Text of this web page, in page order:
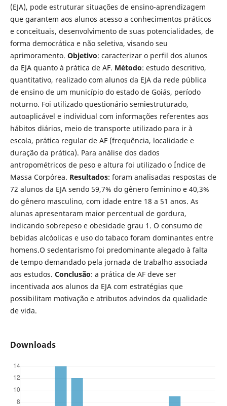
(EJA), pode estruturar situações de ensino-aprendizagem
que garantem aos alunos acesso a conhecimentos práticos
e conceituais, desenvolvimento de suas potencialidades, de
forma democrática e não seletiva, visando seu
aprimoramento. Objetivo: caracterizar o perfil dos alunos
da EJA quanto à prática de AF. Método: estudo descritivo,
quantitativo, realizado com alunos da EJA da rede pública
de ensino de um município do estado de Goiás, período
noturno. Foi utilizado questionário semiestruturado,
autoaplicável e individual com informações referentes aos
hábitos diários, meio de transporte utilizado para ir à
escola, prática regular de AF (frequência, localidade e
duração da prática). Para análise dos dados
antropométricos de peso e altura foi utilizado o Índice de
Massa Corpórea. Resultados: foram analisadas respostas de
72 alunos da EJA sendo 59,7% do gênero feminino e 40,3%
do gênero masculino, com idade entre 18 a 51 anos. As
alunas apresentaram maior percentual de gordura,
indicando sobrepeso e obesidade grau 1. O consumo de
bebidas alcóolicas e uso do tabaco foram dominantes entre
homens.O sedentarismo foi predominante alegado à falta
de tempo demandado pela jornada de trabalho associada
aos estudos. Conclusão: a prática de AF deve ser
incentivada aos alunos da EJA com estratégias que
possibilitam motivação e atributos advindos da qualidade
de vida.
Downloads